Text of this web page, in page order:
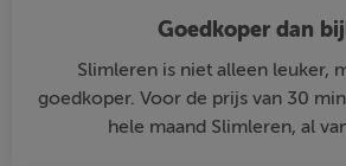
Goedkoper dan
Slimleren is niet alleen leuker,
goedkoper. Voor de prijs van 30
hele maand Slimleren, al